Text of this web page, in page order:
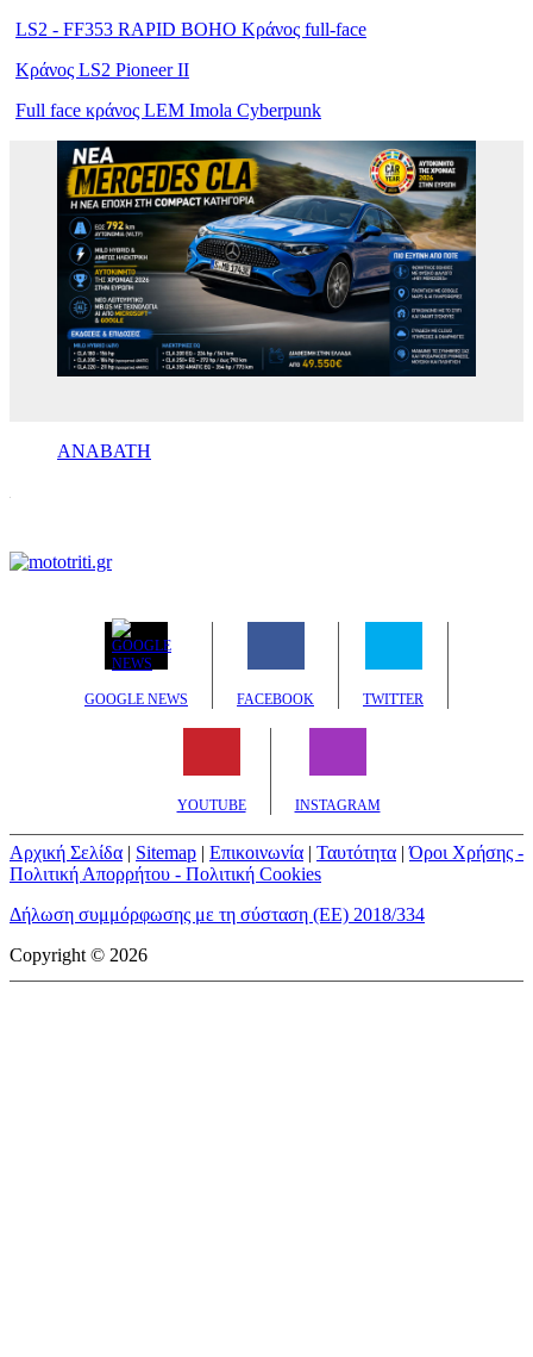
LS2 - FF353 RAPID BOHO Κράνος full-face
Κράνος LS2 Pioneer II
Full face κράνος LEM Imola Cyberpunk
ΑΝΑΒΑΤΗ
GOOGLE NEWS FACEBOOK TWITTER
YOUTUBE INSTAGRAM
Αρχική Σελίδα | Sitemap | Επικοινωνία | Ταυτότητα |Όροι Χρήσης -
Πολιτική Απορρήτου - Πολιτική Cookies
Δήλωση συμμόρφωσης με τη σύσταση (ΕΕ) 2018/334
Copyright © 2026